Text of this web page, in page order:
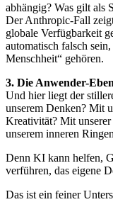
abhängig? Was gilt als
Der Anthropic-Fall
globale Verfügbarkeit
automatisch falsch
Menschheit“ gehören.
3. Die Anwender-
Und hier liegt der
unserem Denken? Mit
Kreativität? Mit
unserem inneren
Denn KI kann helfen,
verführen, das eigene
Das ist ein feiner